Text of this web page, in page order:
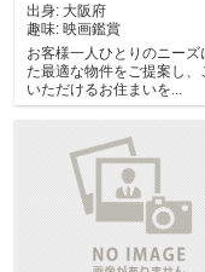
出身: 大阪府
趣味: 映画鑑賞
お客様一人ひとりのニーズ
た最適な物件をご提案し、
いただけるお住まいを...